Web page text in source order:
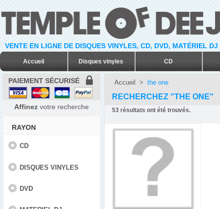
VENTE EN LIGNE DE DISQUES VINYLES, CD, DVD, MATÉRIEL
Accueil Disques vinyles CD
PAIEMENT SÉCURISÉ
Affinez votre recherche
RAYON
CD
DISQUES VINYLES
DVD
Accueil > the one
RECHERCHEZ "THE ONE"
53 résultats ont été trouvés.